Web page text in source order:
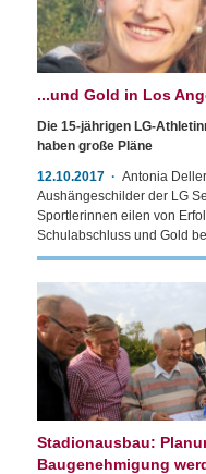
...und Gold in Los
Die 15-jährigen LG-
haben große Pläne
12.10.2017
Antonia
Aushängeschilder der LG
Sportlerinnen eilen von
Schulabschluss und Gold
Stadionausbau:
Baugenehmigung